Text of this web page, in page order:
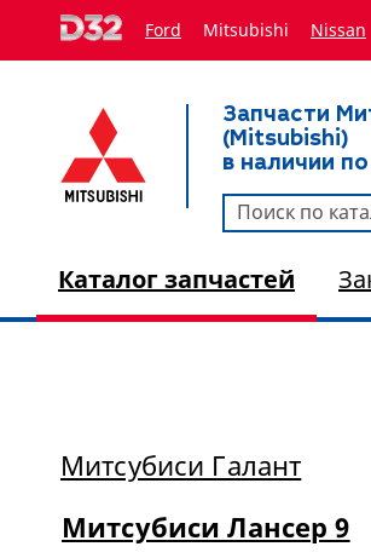
Ford Mitsubishi Nissan
Запчасти
(Mitsubishi)
в наличии
Каталог запчастей
Митсубиси Галант
Митсубиси Лансер 9